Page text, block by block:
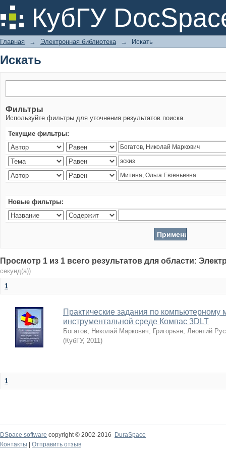
КубГУ
Искать
Главная → Электронная библиотека → Искать
Искать
Фильтры
Используйте фильтры для уточнения результатов поиска.
Текущие фильтры:
Новые фильтры:
Просмотр 1 из 1 всего результатов для области:
секунд(а))
1
Практические задания по компьютерному
инструментальной среде Компас 3DLT
Богатов, Николай Маркович; Григорьян, Леонтий
(КубГУ, 2011)
1
DSpace software copyright © 2002-2016
DuraSpace
Контакты
Отправить отзыв